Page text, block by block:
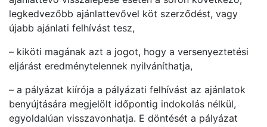
legkedvezőbb ajánlattevővel köt szerződést, vagy
újabb ajánlati felhívást tesz,
– kiköti magának azt a jogot, hogy a versenyeztetési
eljárást eredménytelennek nyilváníthatja,
– a pályázat kiírója a pályázati felhívást az ajánlatok
benyújtására megjelölt időpontig indokolás nélkül,
egyoldalúan visszavonhatja. E döntését a pályázat